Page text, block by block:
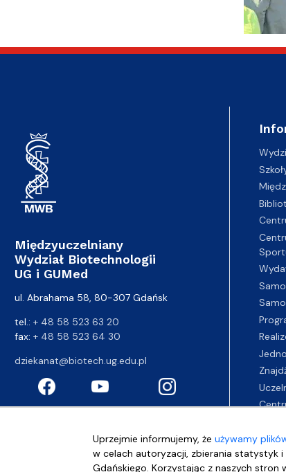
Uprzejmie informujemy, żeużywamy
w celach autoryzacji, zbierania statystyk
Gdańskiego. Korzystając z naszych stron
Międzyuczelniany
Wydział Biotechnologii
UG i GUMed
ul. Abrahama 58, 80-307 Gdańsk
tel.: + 48 58 523 63 20
fax: + 48 58 523 64 30
dziekanat@biotech.ug.edu.pl